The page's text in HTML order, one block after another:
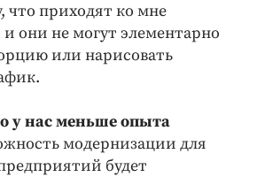
что приходят ко мне
они не могут элементарно
или нарисовать
у нас меньше опыта
модернизации для
будет